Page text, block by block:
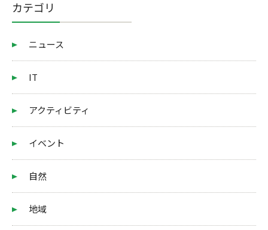
カテゴリ
ニュース
IT
アクティビティ
イベント
自然
地域